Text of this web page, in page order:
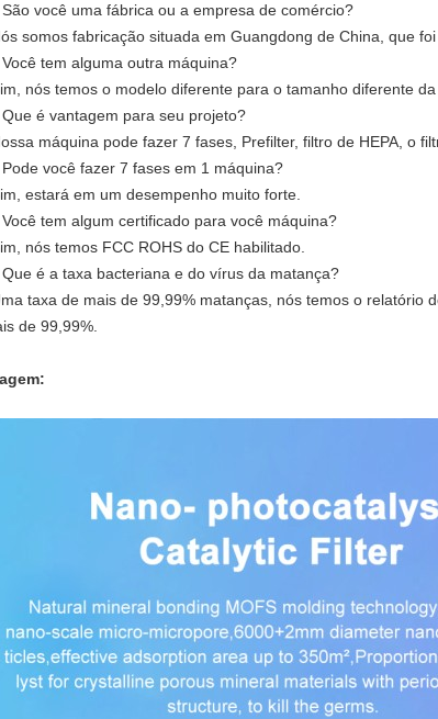
você uma fábrica ou a empresa de comércio?
somos fabricação situada em Guangdong de China, que
tem alguma outra máquina?
nós temos o modelo diferente para o tamanho diferente
é vantagem para seu projeto?
máquina pode fazer 7 fases, Prefilter, filtro de HEPA, o
você fazer 7 fases em 1 máquina?
estará em um desempenho muito forte.
tem algum certificado para você máquina?
nós temos FCC ROHS do CE habilitado.
é a taxa bacteriana e do vírus da matança?
taxa de mais de 99,99% matanças, nós temos o
de 99,99%.